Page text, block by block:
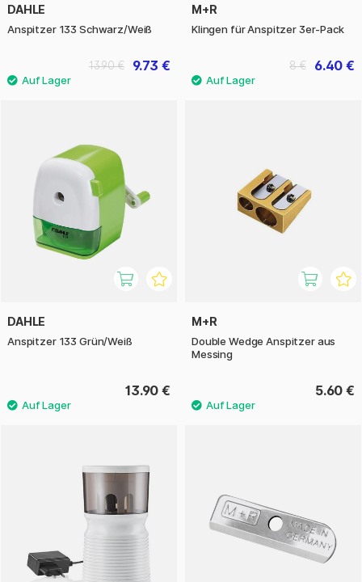
DAHLE
Anspitzer 133 Schwarz/Weiß
9.73 €
13.90 €
M+R
Klingen für Anspitzer 3er-Pack
6.40 €
8 €
DAHLE
Anspitzer 133 Grün/Weiß
13.90 €
M+R
Double Wedge Anspitzer aus
Messing
5.60 €